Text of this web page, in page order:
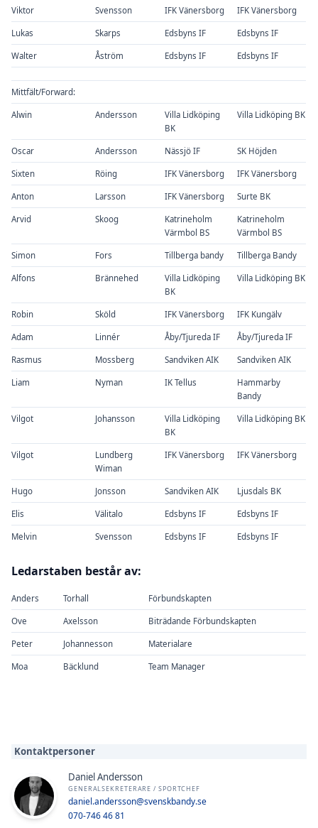
Viktor Svensson IFK Vänersborg IFK Vänersborg
Lukas Skarps Edsbyns IF Edsbyns IF
Walter Åström Edsbyns IF Edsbyns IF
Mittfält/Forward:
Alwin Andersson
Villa Lidköping
BK
Villa Lidköping BK
Oscar Andersson Nässjö IF SK Höjden
Sixten Röing IFK Vänersborg IFK Vänersborg
Anton Larsson IFK Vänersborg Surte BK
Arvid Skoog
Katrineholm
Värmbol BS
Katrineholm
Värmbol BS
Simon Fors Tillberga bandy Tillberga Bandy
Alfons Brännehed
Villa Lidköping
BK
Villa Lidköping BK
Robin Sköld IFK Vänersborg IFK Kungälv
Adam Linnér Åby/Tjureda IF Åby/Tjureda IF
Rasmus Mossberg Sandviken AIK Sandviken AIK
Liam Nyman IK Tellus
Hammarby
Bandy
Vilgot Johansson
Villa Lidköping
BK
Villa Lidköping BK
Vilgot
Lundberg
Wiman
IFK Vänersborg IFK Vänersborg
Hugo Jonsson Sandviken AIK Ljusdals BK
Elis Välitalo Edsbyns IF Edsbyns IF
Melvin Svensson Edsbyns IF Edsbyns IF
Ledarstaben består av:
Anders Torhall Förbundskapten
Ove Axelsson Biträdande Förbundskapten
Peter Johannesson Materialare
Moa Bäcklund Team Manager
Kontaktpersoner
Daniel Andersson
GENERALSEKRETERARE / SPORTCHEF
daniel.andersson@svenskbandy.se
070-746 46 81